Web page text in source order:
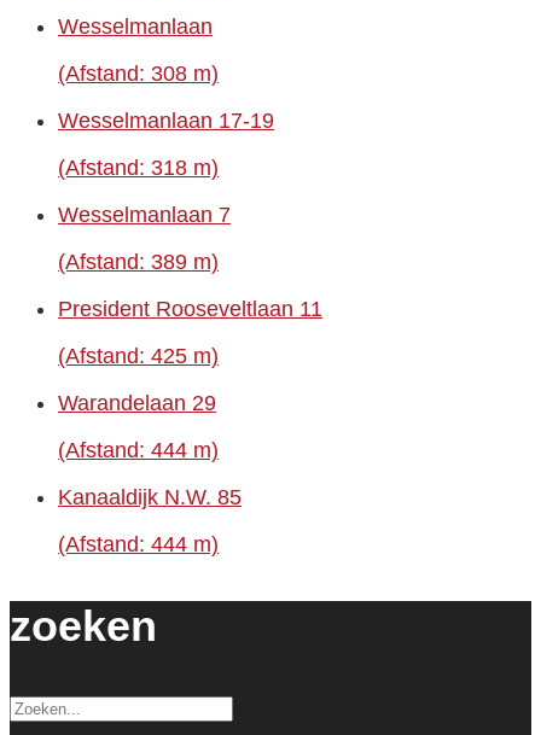
Wesselmanlaan
(Afstand: 308 m)
Wesselmanlaan 17-19
(Afstand: 318 m)
Wesselmanlaan 7
(Afstand: 389 m)
President Rooseveltlaan 11
(Afstand: 425 m)
Warandelaan 29
(Afstand: 444 m)
Kanaaldijk N.W. 85
(Afstand: 444 m)
zoeken